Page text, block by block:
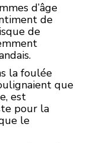
d’âge
de
de
la foulée
que
est
pour la
le